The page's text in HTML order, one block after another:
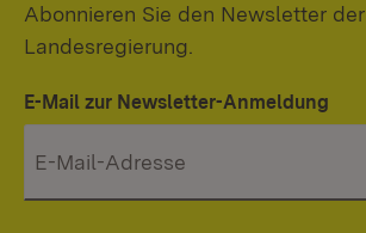
Abonnieren Sie den Newsletter der
Landesregierung.
E-Mail zur Newsletter-Anmeldung